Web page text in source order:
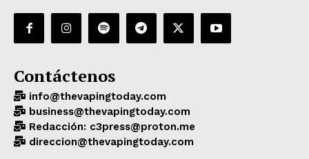
Contáctenos
info@thevapingtoday.com
business@thevapingtoday.com
Redacción: c3press@proton.me
direccion@thevapingtoday.com